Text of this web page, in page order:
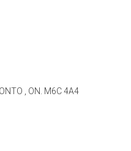
, ON. M6C 4A4